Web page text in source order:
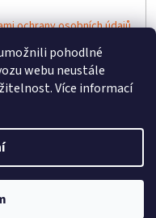
pohodlné
webu neustále
Více informací
ochrany osobních údajů
vyhrazena.Upravit